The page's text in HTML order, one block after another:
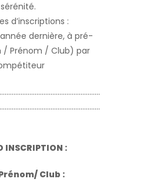
sérénité.
d’inscriptions :
dernière, à pré-
/ Prénom / Club) par
INSCRIPTION :
Club :